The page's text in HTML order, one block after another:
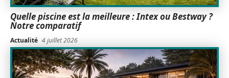
Quelle piscine est la meilleure : Intex ou Bestway ?
Notre comparatif
Actualité 4 juillet 2026